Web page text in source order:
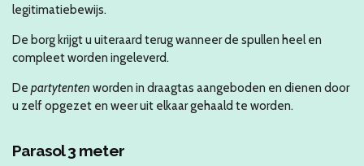
legitimatiebewijs.
De borg krijgt u uiteraard terug wanneer de spullen heel en
compleet worden ingeleverd.
De partytenten worden in draagtas aangeboden en dienen door
u zelf opgezet en weer uit elkaar gehaald te worden.
Parasol 3 meter